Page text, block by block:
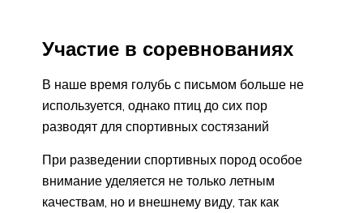
Участие в соревнованиях
В наше время голубь с письмом больше не
используется, однако птиц до сих пор
разводят для спортивных состязаний
При разведении спортивных пород особое
внимание уделяется не только летным
качествам, но и внешнему виду, так как